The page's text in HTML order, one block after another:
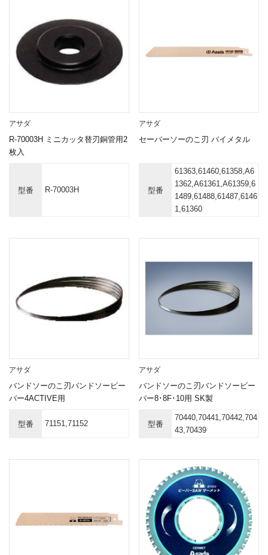
アサダ
R-70003H ミニカッタ替刃銅管用2
枚入
型番 R-70003H
アサダ
セーバーソーのこ刃 バイメタル
型番
61363,61460,61358,A6
1362,A61361,A61359,6
1489,61488,61487,6146
1,61360
アサダ
バンドソーのこ刃バンドソービー
バー4ACTIVE用
型番 71151,71152
アサダ
バンドソーのこ刃バンドソービー
バー8･8F･10用 SK製
型番
70440,70441,70442,704
43,70439